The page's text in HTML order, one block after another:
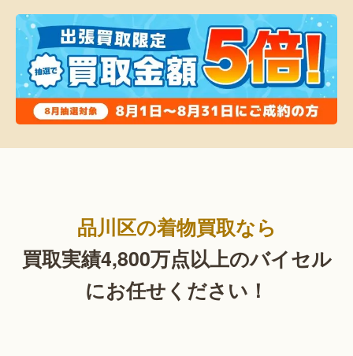
品川区の着物買取なら
買取実績4,800万点以上のバイセル
にお任せください！